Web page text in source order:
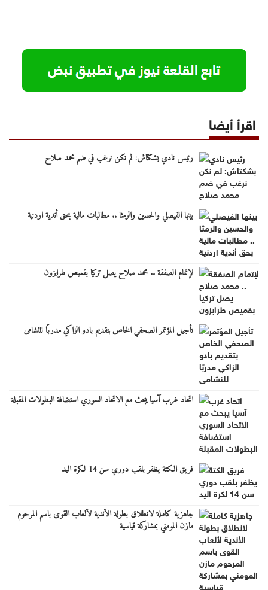
اقرأ أيضا
رئيس نادي بشكتاش: لم نكن نرغب في ضم محمد صلاح
بينها الفيصلي والحسين والرمثا .. مطالبات مالية بحق أندية اردنية
لإتمام الصفقة .. محمد صلاح يصل تركيا بقميص طرابزون
تأجيل المؤتمر الصحفي الخاص بتقديم بادو الزاكي مدربًا للنشامى
اتحاد غرب آسيا يبحث مع الاتحاد السوري استضافة البطولات المقبلة
فريق الكتة يظفر بلقب دوري سن 14 لكرة اليد
جاهزية كاملة لانطلاق بطولة الأندية لألعاب القوى باسم المرحوم
مازن المومني بمشاركة قياسية